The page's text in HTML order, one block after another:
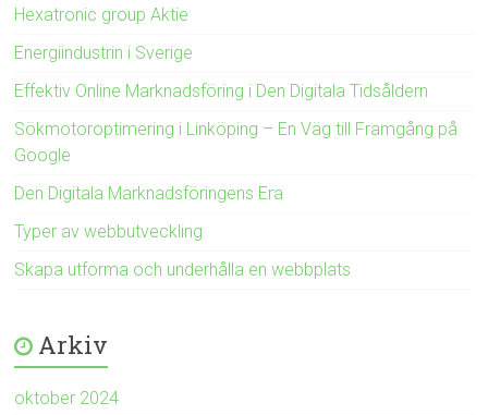
Hexatronic group Aktie
Energiindustrin i Sverige
Effektiv Online Marknadsföring i Den Digitala Tidsåldern
Sökmotoroptimering i Linköping – En Väg till Framgång på
Google
Den Digitala Marknadsföringens Era
Typer av webbutveckling
Skapa utforma och underhålla en webbplats
Arkiv
oktober 2024